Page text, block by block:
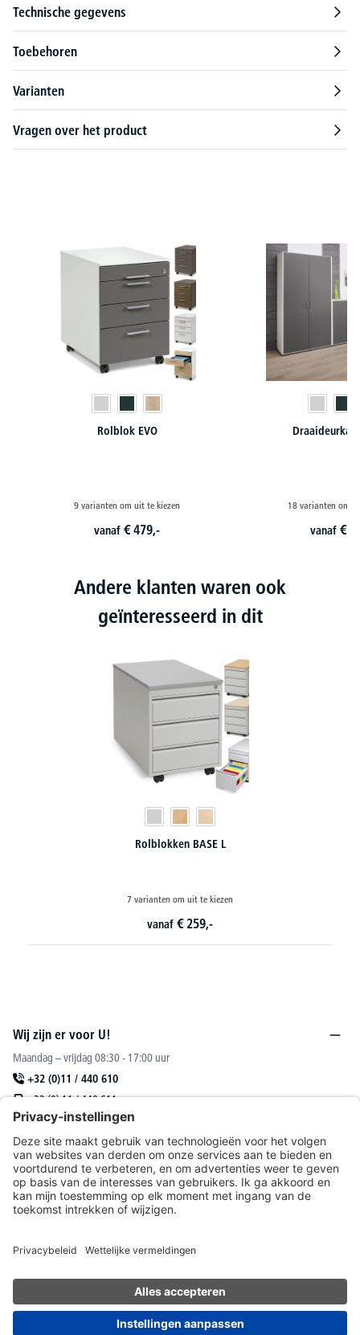
Technische gegevens
Toebehoren
Varianten
Vragen over het product
Rolblok EVO
9 varianten om uit te kiezen
vanaf€ 479,-
18 varianten om
vanaf€
Andere klanten waren ook
geïnteresseerd in dit
Wij zijn er voor U!
Maandag – vrijdag 08:30 - 17:00 uur
+32 (0)11 / 440 610
+32 (0) 11 / 440 611
sales@deskin.be
Of via onscontactformulier.
DESKIN N. V.
* Alle prijzen excl. btw plusverzendkostenen eventuele bezorgkosten, tenzij anders
vermeld.